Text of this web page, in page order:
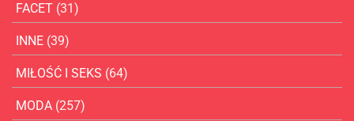
FACET (31)
INNE (39)
MIŁOŚĆ I SEKS (64)
MODA (257)